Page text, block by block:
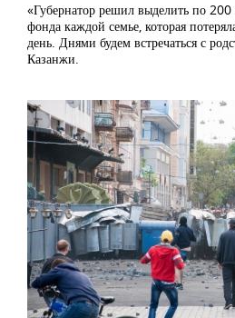
«Губернатор решил выделить по 200
фонда каждой семье, которая
день. Днями будем встречаться с
Казанжи.